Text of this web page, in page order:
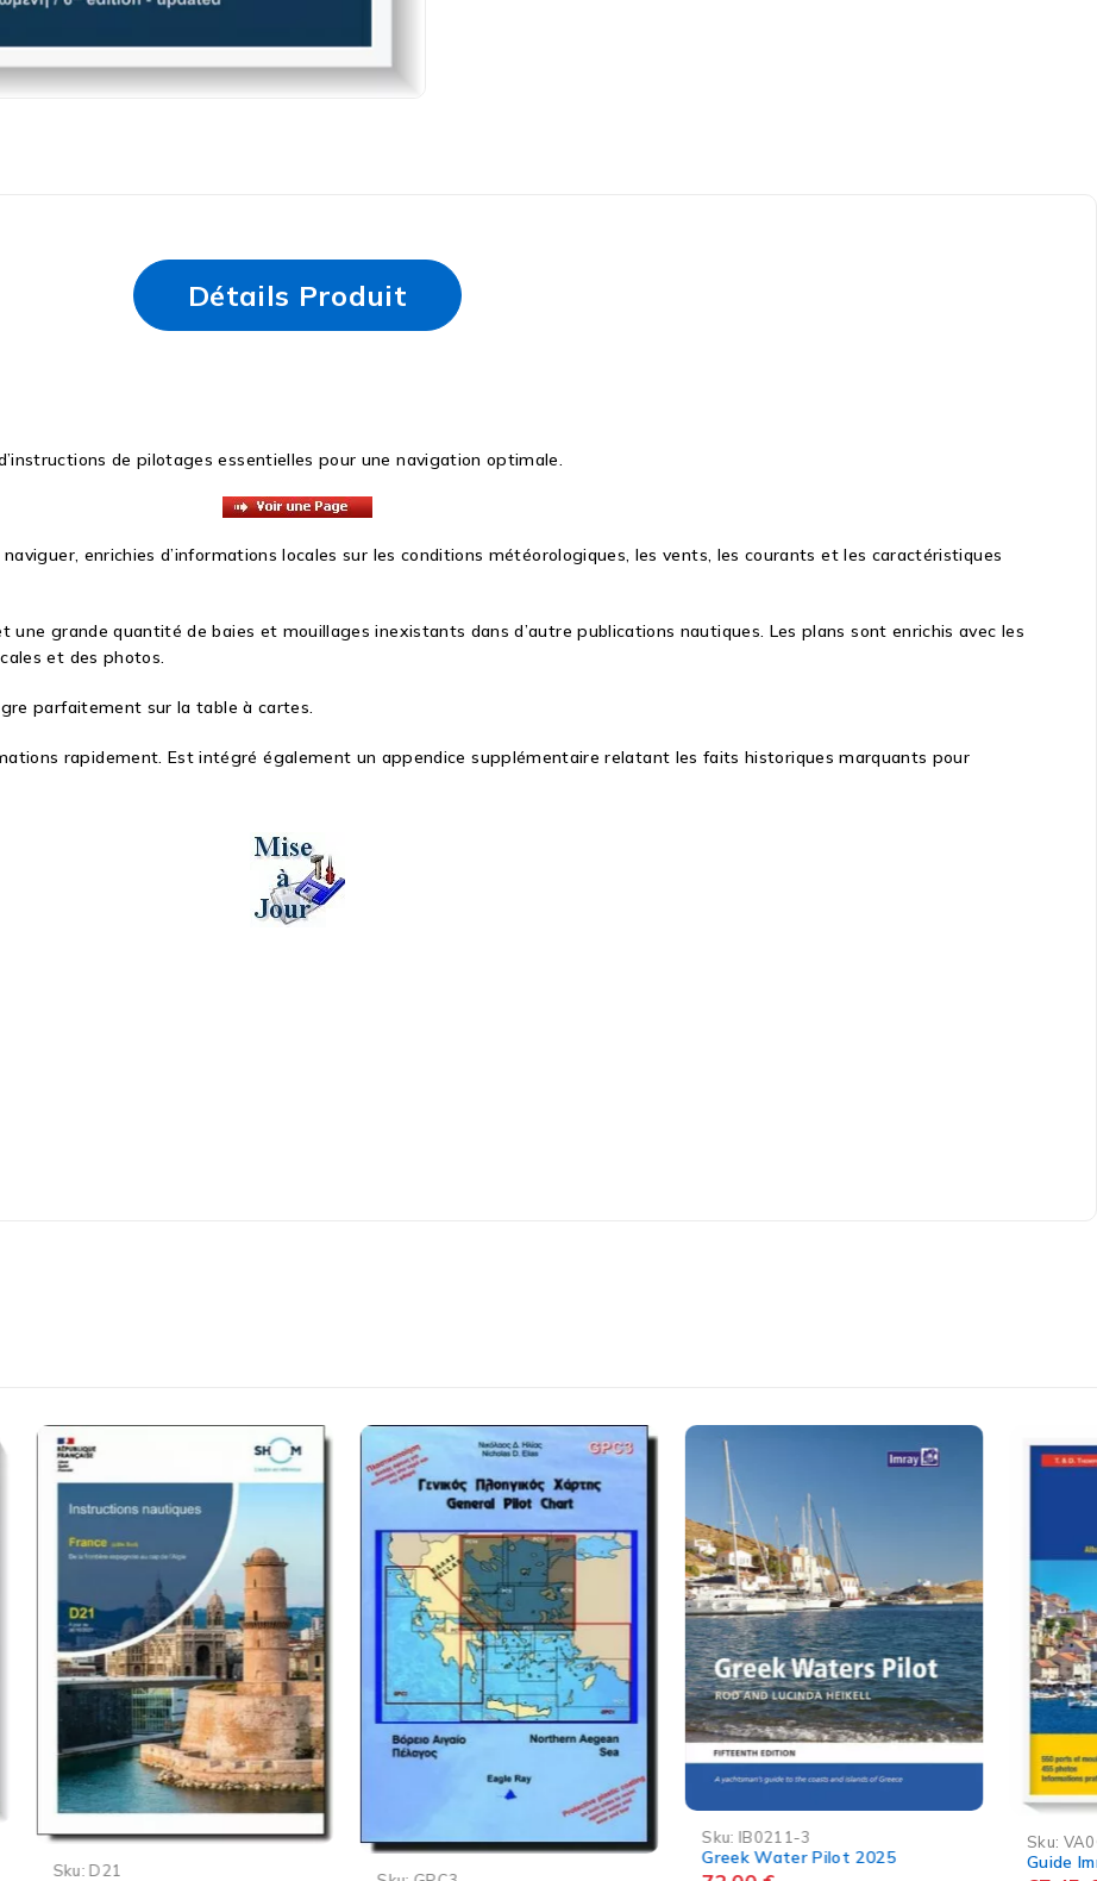
Détails Produit
de pilotages essentielles pour une navigation optimale.
naviguer, enrichies d’informations locales sur les conditions météorologiques, les vents, les courants et les caractéristiques
une grande quantité de baies et mouillages inexistants dans d’autre publications nautiques. Les plans sont enrichis avec les
et des photos.
parfaitement surla table à cartes.
rapidement. Est intégré également un appendice supplémentaire relatant les faits historiques marquants pour
Sku:IB0211-3
Greek Water Pilot 2025
-5%
Guide Imray Mer Adriatique